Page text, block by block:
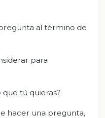
al término de
para
tú quieras?
hacer una pregunta,